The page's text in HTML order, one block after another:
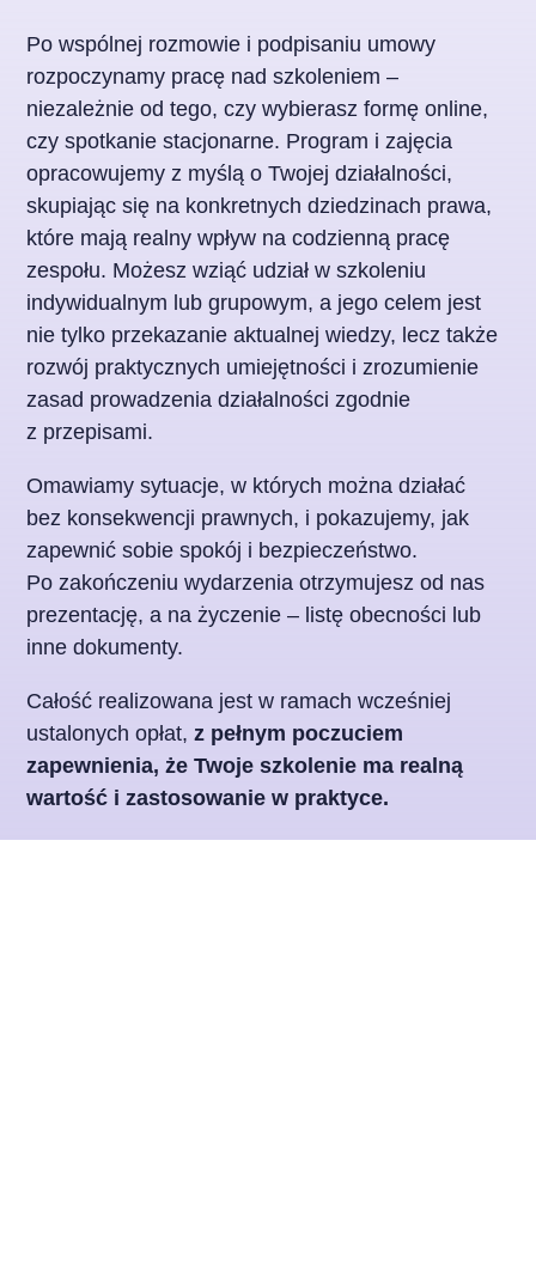
Po wspólnej rozmowie i podpisaniu umowy
rozpoczynamy pracę nad szkoleniem –
niezależnie od tego, czy wybierasz formę online,
czy spotkanie stacjonarne. Program i zajęcia
opracowujemy z myślą o Twojej działalności,
skupiając się na konkretnych dziedzinach prawa,
które mają realny wpływ na codzienną pracę
zespołu. Możesz wziąć udział w szkoleniu
indywidualnym lub grupowym, a jego celem jest
nie tylko przekazanie aktualnej wiedzy, lecz także
rozwój praktycznych umiejętności i zrozumienie
zasad prowadzenia działalności zgodnie
z przepisami.
Omawiamy sytuacje, w których można działać
bez konsekwencji prawnych, i pokazujemy, jak
zapewnić sobie spokój i bezpieczeństwo.
Po zakończeniu wydarzenia otrzymujesz od nas
prezentację, a na życzenie – listę obecności lub
inne dokumenty.
Całość realizowana jest w ramach wcześniej
ustalonych opłat,z pełnym poczuciem
zapewnienia, że Twoje szkolenie ma realną
wartość i zastosowanie w praktyce.